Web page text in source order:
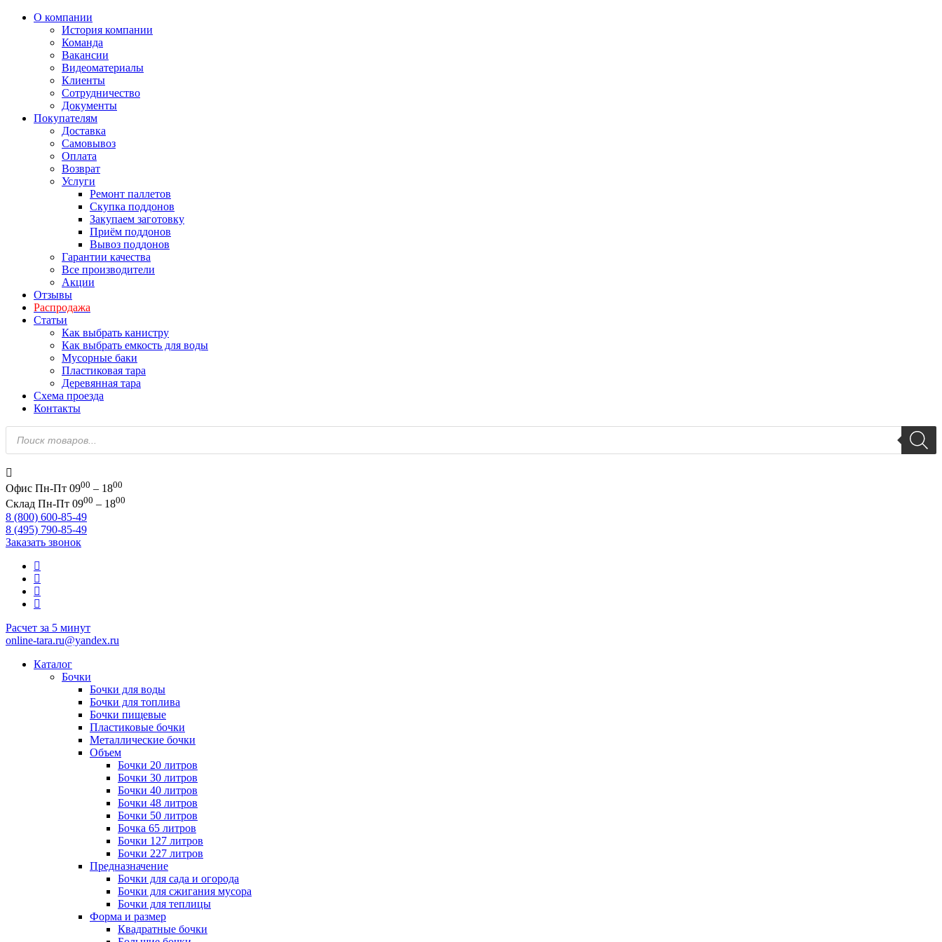
О компании
История компании
Команда
Вакансии
Видеоматериалы
Клиенты
Сотрудничество
Документы
Покупателям
Доставка
Самовывоз
Оплата
Возврат
Услуги
Ремонт паллетов
Скупка поддонов
Закупаем заготовку
Приём поддонов
Вывоз поддонов
Гарантии качества
Все производители
Акции
Отзывы
Распродажа
Статьи
Как выбрать канистру
Как выбрать емкость для воды
Мусорные баки
Пластиковая тара
Деревянная тара
Схема проезда
Контакты
Поиск
товаров
Офис Пн-Пт 0900 – 1800
Склад Пн-Пт 0900 – 1800
8 (800) 600-85-49
8 (495) 790-85-49
Заказать звонок
Расчет за 5 минут
online-tara.ru@yandex.ru
Каталог
Бочки
Бочки для воды
Бочки для топлива
Бочки пищевые
Пластиковые бочки
Металлические бочки
Объем
Бочки 20 литров
Бочки 30 литров
Бочки 40 литров
Бочки 48 литров
Бочки 50 литров
Бочка 65 литров
Бочки 127 литров
Бочки 227 литров
Предназначение
Бочки для сада и огорода
Бочки для сжигания мусора
Бочки для теплицы
Форма и размер
Квадратные бочки